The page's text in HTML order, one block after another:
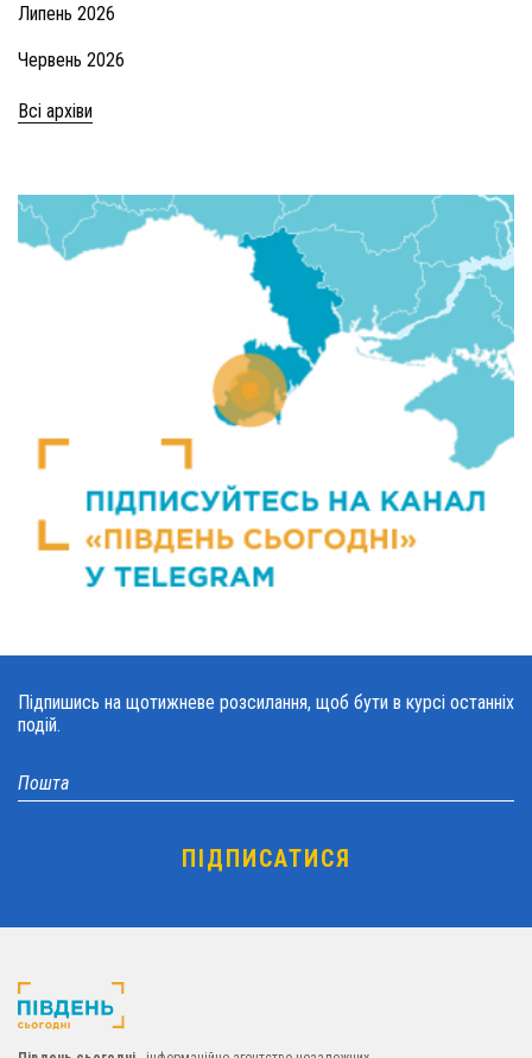
Липень 2026
Червень 2026
Всі архіви
Підпишись на щотижневе розсилання, щоб бути в курсі останніх
подій.